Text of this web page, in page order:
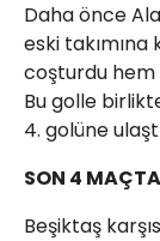
Daha önce
eski takımına
coşturdu hem
Bu golle
4. golüne
SON 4
Beşiktaş